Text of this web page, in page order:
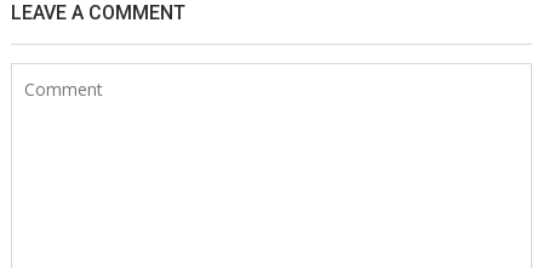
LEAVE A COMMENT